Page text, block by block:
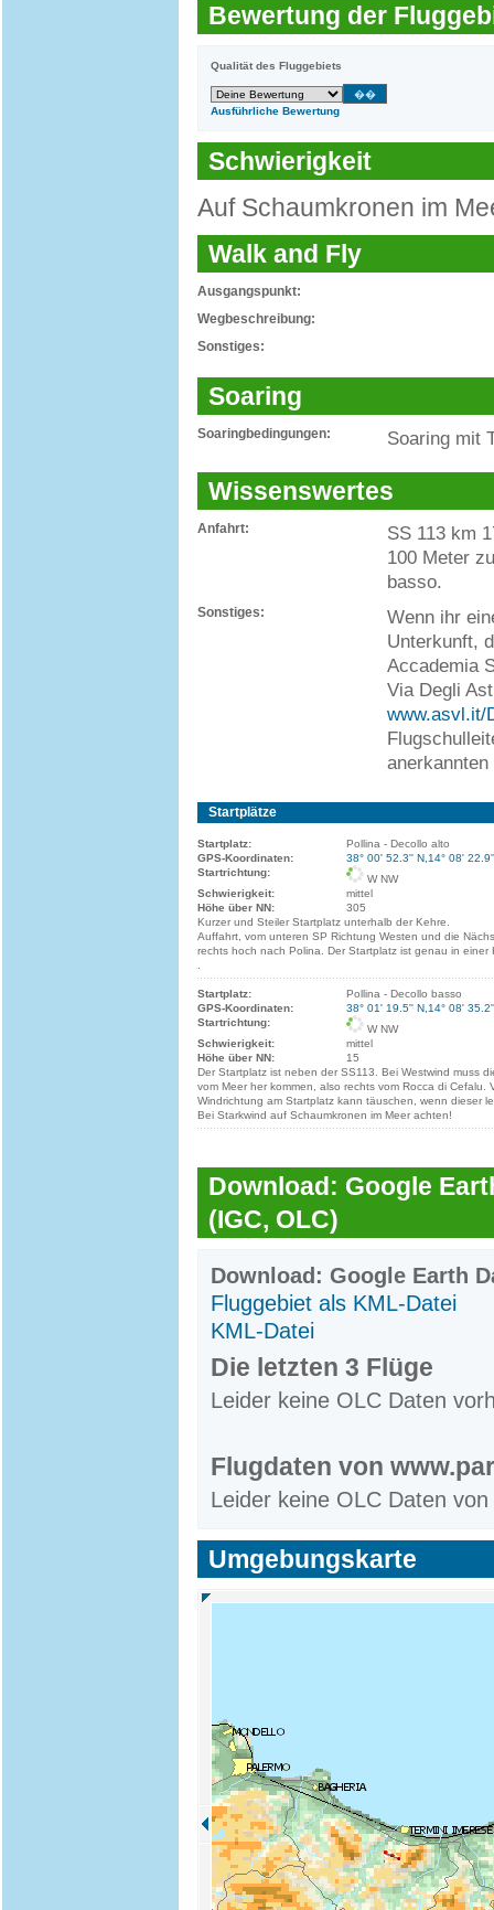
Bewertung der
Qualität des Fluggebiets
Ausführliche Bewertung
Schwierigkeit
Auf Schaumkronen im
Walk and Fly
Ausgangspunkt:
Wegbeschreibung:
Sonstiges:
Soaring
Soaringbedingungen: Soaring mit
Wissenswertes
Anfahrt:
SS 113 km
100 Meter
basso.
Sonstiges:
Wenn ihr
Unterkunft,
Accademia
Via Degli
www.asvl.it/
Startplätze
Startplatz:
Pollina - Decollo alto
GPS-Koordinaten:
38° 00' 52.3'' N,14° 08'
Startrichtung:
W NW
Schwierigkeit:
mittel
Höhe über NN:
305
Kurzer und Steiler Startplatz unterhalb der Kehre.
Auffahrt, vom unteren SP Richtung Westen und die
rechts hoch nach Polina. Der Startplatz ist genau in einer
Startplatz:
Pollina - Decollo basso
GPS-Koordinaten:
38° 01' 19.5'' N,14° 08'
Startrichtung:
W NW
Schwierigkeit:
mittel
Höhe über NN:
15
Der Startplatz ist neben der SS113. Bei Westwind muss
vom Meer her kommen, also rechts vom Rocca di Cefalu.
Windrichtung am Startplatz kann täuschen, wenn dieser
Bei Starkwind auf Schaumkronen im Meer achten!
Download: Google
(IGC, OLC)
Download: Google Earth
Fluggebiet als KML-Datei
KML-Datei
Die letzten 3 Flüge
Leider keine OLC Daten
Flugdaten von
Leider keine OLC Daten
Umgebungskarte